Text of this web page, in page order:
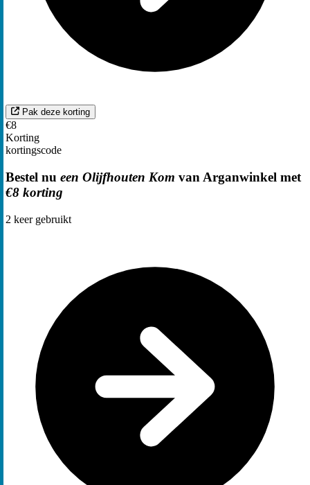
Pak deze korting
€8
Korting
kortingscode
Bestel nu een Olijfhouten Kom van Arganwinkel met
€8 korting
2 keer gebruikt